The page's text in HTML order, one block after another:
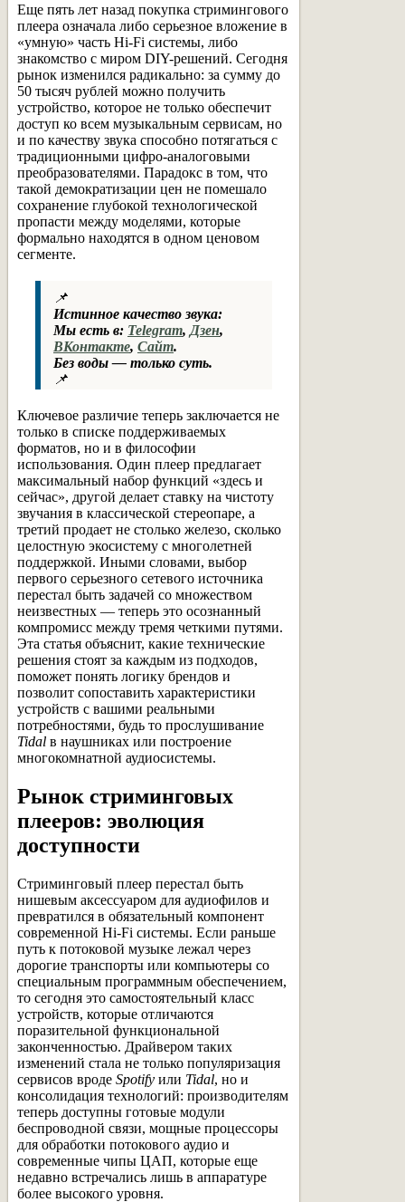
Еще пять лет назад покупка стримингового
плеера означала либо серьезное вложение в
«умную» часть Hi-Fi системы, либо
знакомство с миром DIY-решений. Сегодня
рынок изменился радикально: за сумму до
50 тысяч рублей можно получить
устройство, которое не только обеспечит
доступ ко всем музыкальным сервисам, но
и по качеству звука способно потягаться с
традиционными цифро-аналоговыми
преобразователями. Парадокс в том, что
такой демократизации цен не помешало
сохранение глубокой технологической
пропасти между моделями, которые
формально находятся в одном ценовом
сегменте.
📌
Истинное качество звука:
Мы есть в: Telegram, Дзен,
ВКонтакте, Сайт.
Без воды — только суть.
📌
Ключевое различие теперь заключается не
только в списке поддерживаемых
форматов, но и в философии
использования. Один плеер предлагает
максимальный набор функций «здесь и
сейчас», другой делает ставку на чистоту
звучания в классической стереопаре, а
третий продает не столько железо, сколько
целостную экосистему с многолетней
поддержкой. Иными словами, выбор
первого серьезного сетевого источника
перестал быть задачей со множеством
неизвестных — теперь это осознанный
компромисс между тремя четкими путями.
Эта статья объяснит, какие технические
решения стоят за каждым из подходов,
поможет понять логику брендов и
позволит сопоставить характеристики
устройств с вашими реальными
потребностями, будь то прослушивание
Tidal в наушниках или построение
многокомнатной аудиосистемы.
Рынок стриминговых
плееров: эволюция
доступности
Стриминговый плеер перестал быть
нишевым аксессуаром для аудиофилов и
превратился в обязательный компонент
современной Hi-Fi системы. Если раньше
путь к потоковой музыке лежал через
дорогие транспорты или компьютеры со
специальным программным обеспечением,
то сегодня это самостоятельный класс
устройств, которые отличаются
поразительной функциональной
законченностью. Драйвером таких
изменений стала не только популяризация
сервисов вроде Spotify или Tidal, но и
консолидация технологий: производителям
теперь доступны готовые модули
беспроводной связи, мощные процессоры
для обработки потокового аудио и
современные чипы ЦАП, которые еще
недавно встречались лишь в аппаратуре
более высокого уровня.